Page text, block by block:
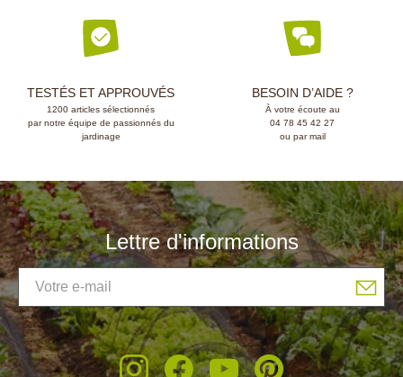
TESTÉS ET APPROUVÉS
1200 articles sélectionnés
par notre équipe de passionnés du
jardinage
BESOIN D’AIDE ?
À votre écoute au
04 78 45 42 27
ou par mail
Lettre d'informations